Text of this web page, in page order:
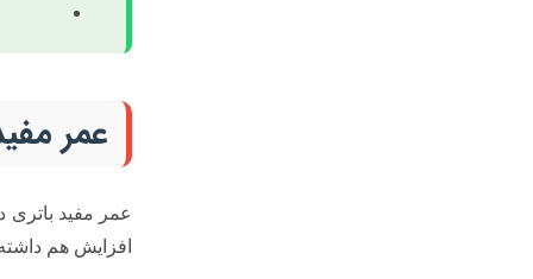
عمر
عمر مفید باتری
افزایش هم